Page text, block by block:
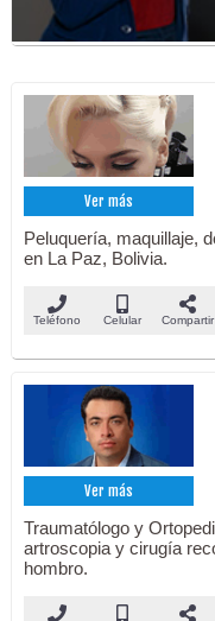
Ver más
Peluquería, maquillaje,
en La Paz, Bolivia.
Teléfono Celular Compartir
Ver más
Traumatólogo y
artroscopia y cirugía
hombro.